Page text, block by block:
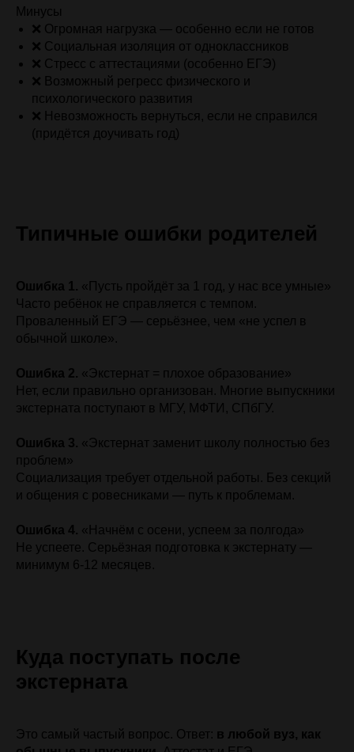
Минусы
❌ Огромная нагрузка — особенно если не готов
❌ Социальная изоляция от одноклассников
❌ Стресс с аттестациями (особенно ЕГЭ)
❌ Возможный регресс физического и
психологического развития
❌ Невозможность вернуться, если не справился
(придётся доучивать год)
Типичные ошибки родителей
Ошибка 1. «Пусть пройдёт за 1 год, у нас все умные»
Часто ребёнок не справляется с темпом.
Проваленный ЕГЭ — серьёзнее, чем «не успел в
обычной школе».
Ошибка 2. «Экстернат = плохое образование»
Нет, если правильно организован. Многие выпускники
экстерната поступают в МГУ, МФТИ, СПбГУ.
Ошибка 3. «Экстернат заменит школу полностью без
проблем»
Социализация требует отдельной работы. Без секций
и общения с ровесниками — путь к проблемам.
Ошибка 4. «Начнём с осени, успеем за полгода»
Не успеете. Серьёзная подготовка к экстернату —
минимум 6-12 месяцев.
Куда поступать после
экстерната
Это самый частый вопрос. Ответ: в любой вуз, как